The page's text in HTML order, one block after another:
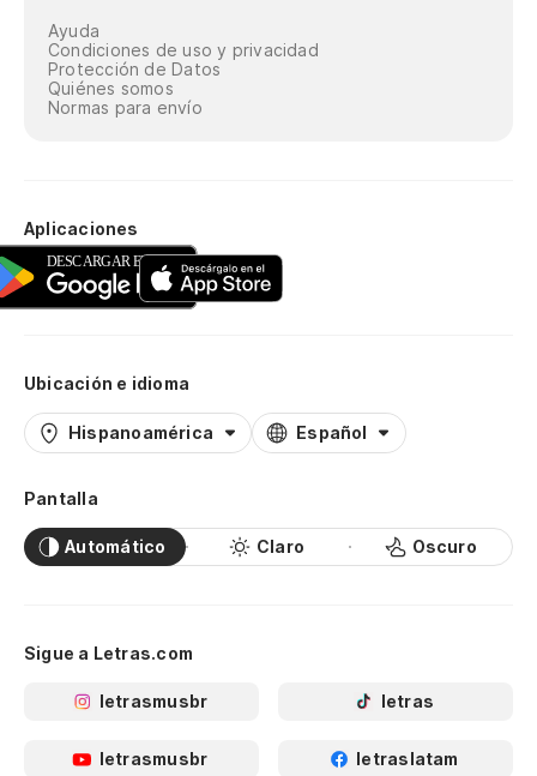
Ayuda
Condiciones de uso y privacidad
Protección de Datos
Quiénes somos
Normas para envío
Aplicaciones
Ubicación e idioma
Hispanoamérica Español
Pantalla
Automático Claro Oscuro
Sigue a Letras.com
letrasmusbr letras
letrasmusbr letraslatam